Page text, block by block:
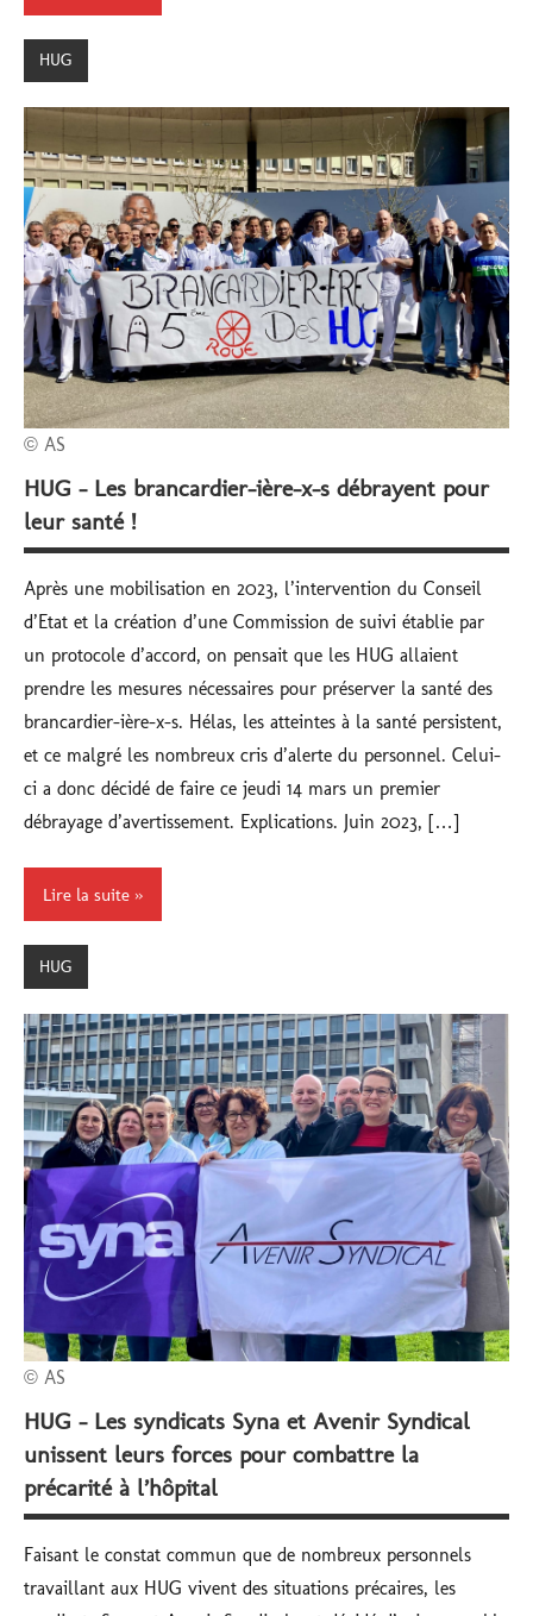
HUG
© AS
HUG – Les brancardier-ière-x-s débrayent pour
leur santé !
Après une mobilisation en 2023, l’intervention du Conseil
d’Etat et la création d’une Commission de suivi établie par
un protocole d’accord, on pensait que les HUG allaient
prendre les mesures nécessaires pour préserver la santé des
brancardier-ière-x-s. Hélas, les atteintes à la santé persistent,
et ce malgré les nombreux cris d’alerte du personnel. Celui-
ci a donc décidé de faire ce jeudi 14 mars un premier
débrayage d’avertissement. Explications. Juin 2023, […]
Lire la suite
HUG
© AS
HUG – Les syndicats Syna et Avenir Syndical
unissent leurs forces pour combattre la
précarité à l’hôpital
Faisant le constat commun que de nombreux personnels
travaillant aux HUG vivent des situations précaires, les